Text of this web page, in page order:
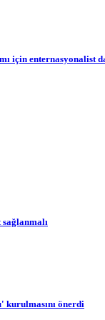
için enternasyonalist
kurulmasını önerdi